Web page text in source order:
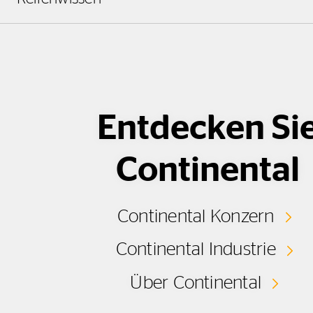
Entdecken
Continental
Continental Konzern
Continental Industrie
Über Continental